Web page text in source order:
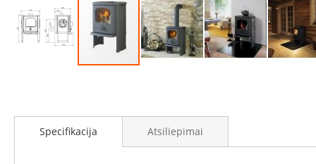
Židinių
stiklai
Karščiui
atsparus
Dūmtraukiai
židiniams
paradžią
Specifikacija
Atsiliepimai